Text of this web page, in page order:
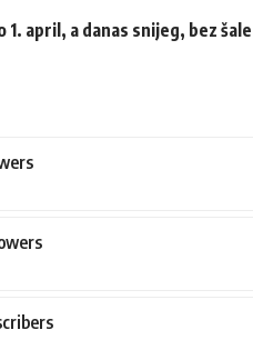
1. april, a danas snijeg, bez šale